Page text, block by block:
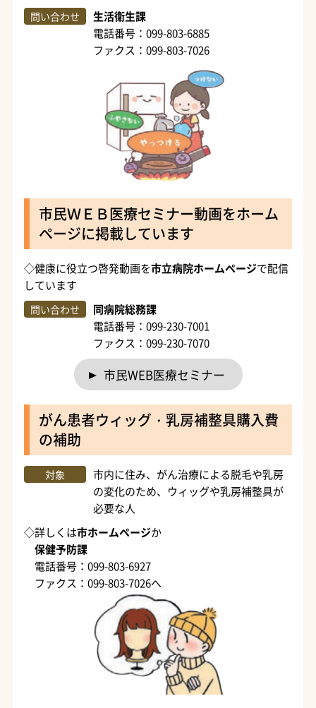
問い合わせ
生活衛生課
電話番号：099-803-6885
ファクス：099-803-7026
市民ＷＥＢ医療セミナー動画をホーム
ページに掲載しています
◇健康に役立つ啓発動画を市立病院ホームページで配信
しています
問い合わせ
同病院総務課
電話番号：099-230-7001
ファクス：099-230-7070
市民WEB医療セミナー
がん患者ウィッグ・乳房補整具購入費
の補助
対象
市内に住み、がん治療による脱毛や乳房
の変化のため、ウィッグや乳房補整具が
必要な人
◇詳しくは市ホームページか
保健予防課
電話番号：099-803-6927
ファクス：099-803-7026へ